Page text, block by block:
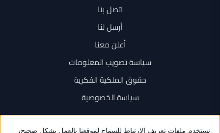
اتصل بنا
أرسل لنا
أعلن معنا
سياسة تصويب المعلومات
حقوق الملكية الفكرية
سياسة الخصوصية
اتصل بنا